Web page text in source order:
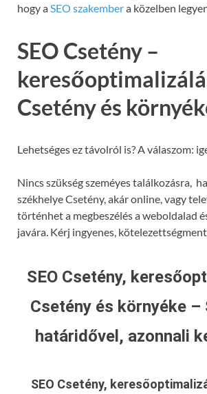
hogy aSEO szakembera közelben
SEO Csetény –
Csetény és
Lehetséges ez távolról is? A válaszom:
Nincs szükség szeméyes találkozásra,
székhelye Csetény, akár online, vagy
történhet a megbeszélés a weboldalad
javára. Kérj ingyenes,
SEO Csetény,
Csetény és környéke –
határidővel, azonnali
SEO Csetény,